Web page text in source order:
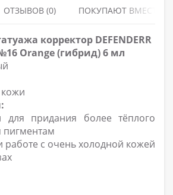
ОТЗЫВОВ (0) ПОКУПАЮТ ВМЕСТЕ
корректор DEFENDERR
Orange (гибрид) 6 мл
кожи
для придания более тёплого
пигментам
с очень холодной кожей